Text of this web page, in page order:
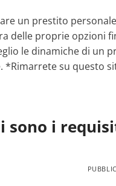
un prestito
delle proprie opzioni
le dinamiche di un
*Rimarrete su questo
sono i